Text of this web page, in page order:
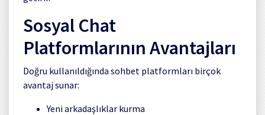
Sosyal Chat
Platformlarının Avantajları
Doğru kullanıldığında sohbet platformları birçok
avantaj sunar:
Yeni arkadaşlıklar kurma